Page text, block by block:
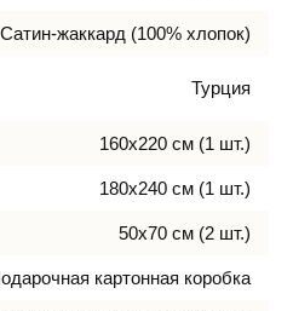
Сатин-жаккард (100% хлопок)
Турция
160х220 см (1 шт.)
180х240 см (1 шт.)
50х70 см (2 шт.)
картонная коробка